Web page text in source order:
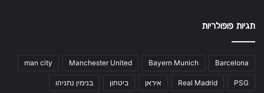
תגיות פופולריות
Barcelona
Bayern Munich
Manchester United
man city
PSG
Real Madrid איראן ביטחון בנימין נתניהו